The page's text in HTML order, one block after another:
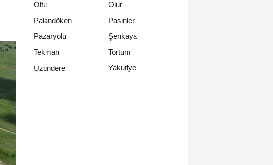
Oltu
Olur
Palandöken
Pasinler
Pazaryolu
Şenkaya
Tekman
Tortum
Uzundere
Yakutiye